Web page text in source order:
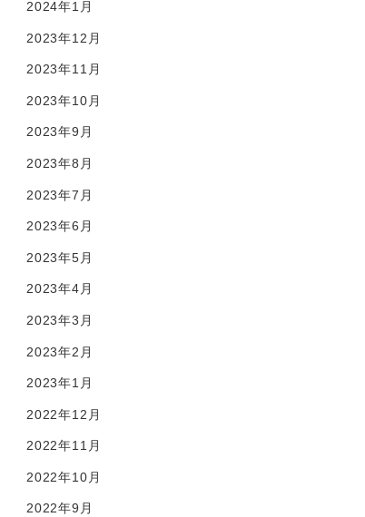
2024年1月
2023年12月
2023年11月
2023年10月
2023年9月
2023年8月
2023年7月
2023年6月
2023年5月
2023年4月
2023年3月
2023年2月
2023年1月
2022年12月
2022年11月
2022年10月
2022年9月